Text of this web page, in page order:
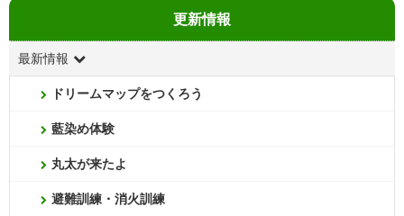
更新情報
最新情報
ドリームマップをつくろう
藍染め体験
丸太が来たよ
避難訓練・消火訓練